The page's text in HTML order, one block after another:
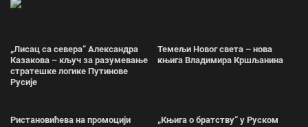
„Лисац са севера“ Александра
Казакова – кључ за разумевање
стратешке логике Путинове
Русије
Темељи Новог света – нова
књига Владимира Кршљанина
Ристановићева на промоцији
„Књига о братству“ у Руском